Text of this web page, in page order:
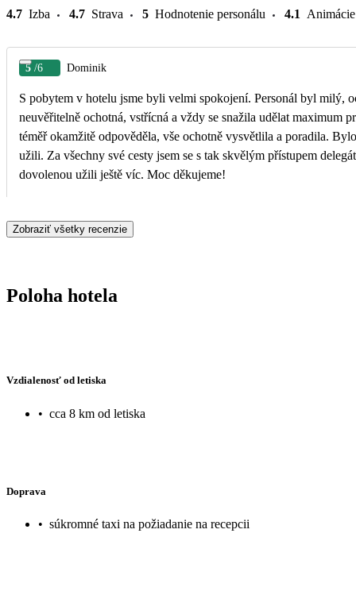
4.7 Izba 4.7 Strava 5 Hodnotenie personálu 4.1 Animácie
5 /6 Dominik
S pobytem v hotelu jsme byli velmi spokojení. Personál byl milý, ochotný a celý pobyt proběhl
neuvěřitelně ochotná, vstřícná a vždy se snažila udělat
téměř okamžitě odpověděla, vše ochotně vysvětlila a poradila.
užili. Za všechny své cesty jsem se s tak skvělým přístupem delegáta ještě nesetkal. Její profesionalita, ochota a pozitivní přístup byly jedním z důvodů, proč jsme si
dovolenou užili ještě víc. Moc děkujeme!
Zobraziť všetky recenzie
Poloha hotela
Vzdialenosť od letiska
• cca 8 km od letiska
Doprava
• súkromné taxi na požiadanie na recepcii